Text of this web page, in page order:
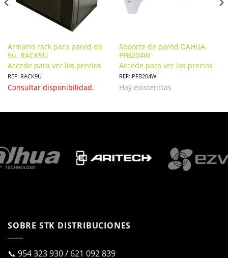
Armario rack para pared de
9u. RACK9U
Accede para ver los precios
REF: RACK9U
Consultar disponibilidad.
Soporte de pared DAHUA.
PFB204W
Accede para ver los precios
REF: PFB204W
Hay existencias
SOBRE STK DISTRIBUCIONES
📞 954 323 930/ 621 092 839